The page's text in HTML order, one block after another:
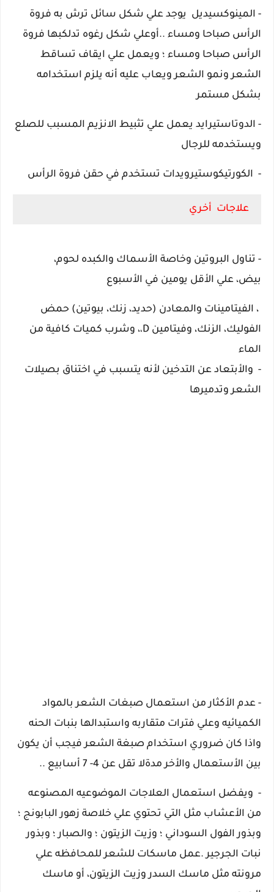
- المينوكسيديل يوجد علي شكل سائل ترش به فروة
الرأس صباحا ومساء ..أوعلي شكل رغوه تدلكبها فروة
الرأس صباحا ومساء ؛ ويعمل علي ايقاف تساقط
الشعر ونمو الشعر ويعاب عليه أنه يلزم استخدامه
بشكل مستمر
- الدوتاستيرايد يعمل علي تثبيط الانزيم المسبب للصلع
ويستخدمه للرجال
- الكورتيكوستيرويدات تستخدم في حقن فروة الرأس
علاجات أخري
- تناول البروتين وخاصة الأسماك والكبده لحوم،
بيض، علي الأقل يومين في الأسبوع
، الفيتامينات والمعادن (حديد، زنك، بيوتين) حمض
الفوليك، الزنك، وفيتامين D،، وشرب كميات كافية من
الماء
- والأبتعاد عن التدخين لأنه يتسبب في اختناق بصيلات
الشعر وتدميرها
- عدم الأكثار من استعمال صبغات الشعر بالمواد
الكميائيه وعلي فترات متقاربه واستبدالها بنبات الحنه
واذا كان ضروري استخدام صبغة الشعر فيجب أن يكون
بين الأستعمال والأخر مدةلا تقل عن 4- 7 أسابيع ..
- ويفضل استعمال العلاجات الموضوعيه المصنوعه
من الأعشاب مثل التي تحتوي علي خلاصة زهور البابونج ؛
وبذور الفول السوداني ؛ وزيت الزيتون ؛ والصبار ؛ وبذور
نبات الجرجير .عمل ماسكات للشعر للمحافظه علي
مرونته مثل ماسك السدروزيت الزيتون، أو ماسك